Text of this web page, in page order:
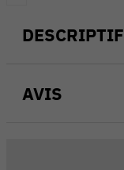
DESCRIPTIF
AVIS